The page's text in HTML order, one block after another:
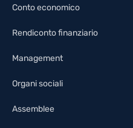
Conto economico
Rendiconto finanziario
Management
Organi sociali
Assemblee